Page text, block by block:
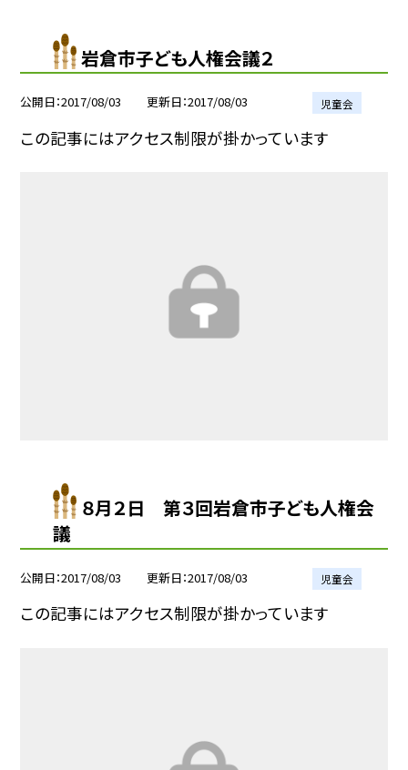
岩倉市子ども人権会議２
公開日 2017/08/03 更新日 2017/08/03 児童会
この記事にはアクセス制限が掛かっています
８月２日 第３回岩倉市子ども人権会
議
公開日 2017/08/03 更新日 2017/08/03 児童会
この記事にはアクセス制限が掛かっています